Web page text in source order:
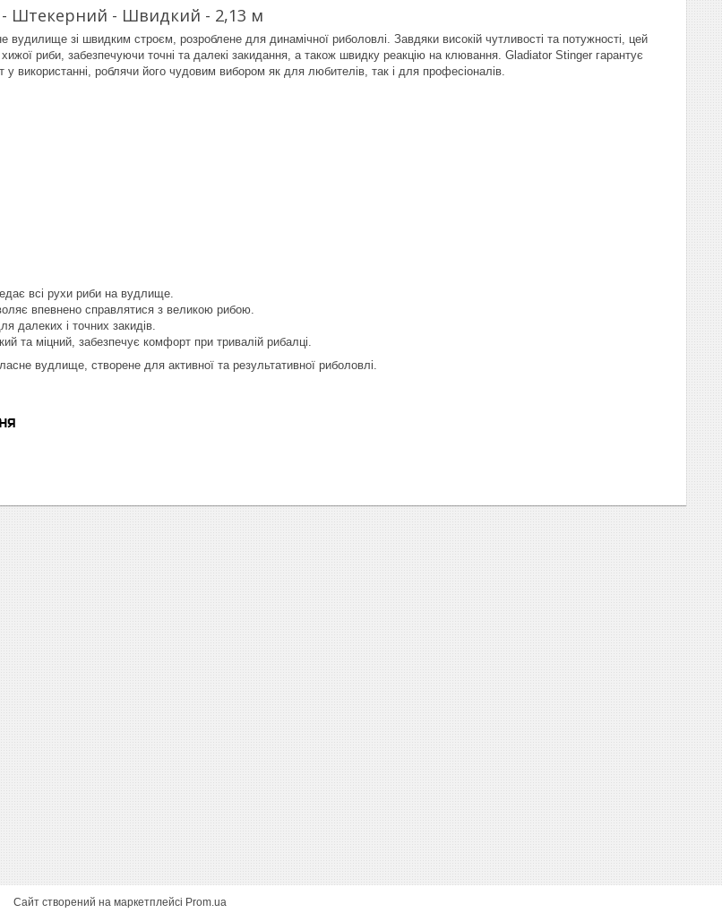
- Штекерний - Швидкий - 2,13 м
вудилище зі швидким строєм, розроблене для динамічної риболовлі. Завдяки високій чутливості та потужності, цей
хижої риби, забезпечуючи точні та далекі закидання, а також швидку реакцію на клювання. Gladiator Stinger гарантує
використанні, роблячи його чудовим вибором як для любителів, так і для професіоналів.
всі рухи риби на вудлище.
впевнено справлятися з великою рибою.
далеких і точних закидів.
та міцний, забезпечує комфорт при тривалій рибалці.
вудлище, створене для активної та результативної риболовлі.
Сайт створений на маркетплейсі Prom.ua